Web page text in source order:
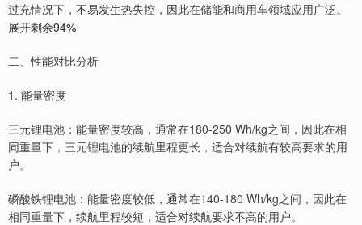
过充情况下，不易发生热失控，因此在储能和商用车领域应用广泛。
展开剩余94%
二、性能对比分析
1. 能量密度
三元锂电池：能量密度较高，通常在180-250 Wh/kg之间，因此在相
同重量下，三元锂电池的续航里程更长，适合对续航有较高要求的用
户。
磷酸铁锂电池：能量密度较低，通常在140-180 Wh/kg之间，因此在
相同重量下，续航里程较短，适合对续航要求不高的用户。